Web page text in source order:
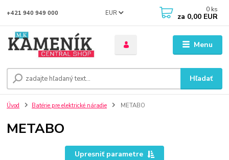
Menu
EUR
Hľadať
+421 940 949 000 0 ks
za 0,00 EUR
Úvod Batérie pre elektrické náradie METABO
METABO
Upresniť parametre